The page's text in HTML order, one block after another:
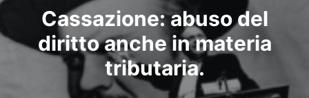
Servizi
Blog
LinkedIn
Contatti
Cassazione: abuso del
diritto anche in materia
tributaria.